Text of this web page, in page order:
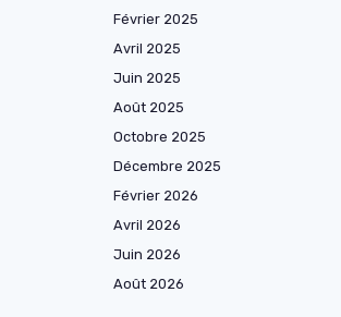
Février 2025
Avril 2025
Juin 2025
Août 2025
Octobre 2025
Décembre 2025
Février 2026
Avril 2026
Juin 2026
Août 2026